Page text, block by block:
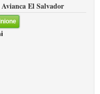
El Salvador